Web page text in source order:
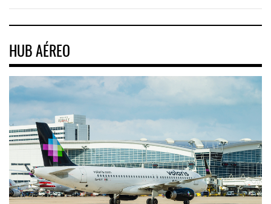
HUB AÉREO